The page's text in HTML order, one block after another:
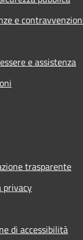
e
e assistenza
trasparente
privacy
di accessibilità